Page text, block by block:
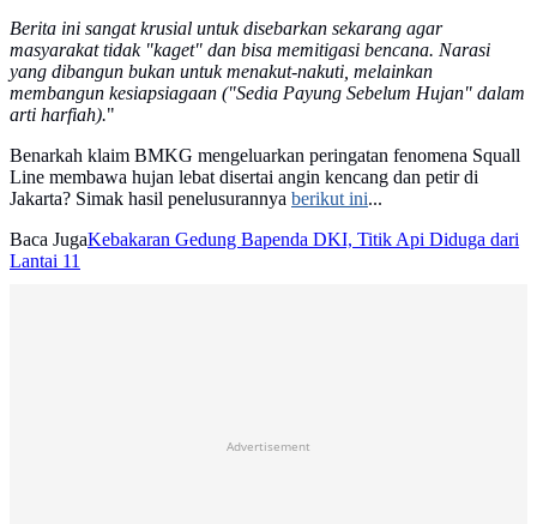
Berita ini sangat krusial untuk disebarkan sekarang agar
masyarakat tidak "kaget" dan bisa memitigasi bencana. Narasi
yang dibangun bukan untuk menakut-nakuti, melainkan
membangun kesiapsiagaan ("Sedia Payung Sebelum Hujan" dalam
arti harfiah)."
Benarkah klaim BMKG mengeluarkan peringatan fenomena Squall
Line membawa hujan lebat disertai angin kencang dan petir di
Jakarta? Simak hasil penelusurannya berikut ini...
Baca JugaKebakaran Gedung Bapenda DKI, Titik Api Diduga dari
Lantai 11
Advertisement